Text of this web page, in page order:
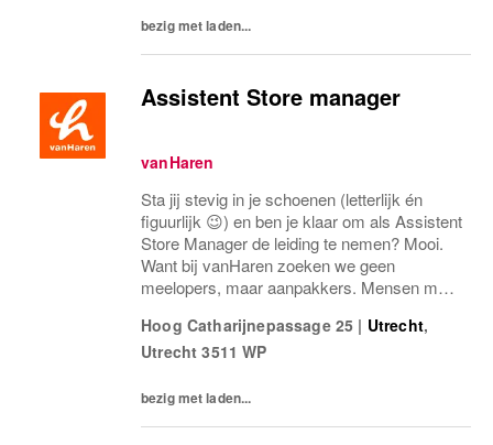
bezig met laden...
Assistent Store manager
vanHaren
Sta jij stevig in je schoenen (letterlijk én
figuurlijk 😉) en ben je klaar om als Assistent
Store Manager de leiding te nemen? Mooi.
Want bij vanHaren zoeken we geen
meelopers, maar aanpakkers. Mensen met
retailgevoel.Als Assistent Store Manager
ben jij de...
Hoog Catharijnepassage 25 | Utrecht,
Utrecht 3511 WP
bezig met laden...